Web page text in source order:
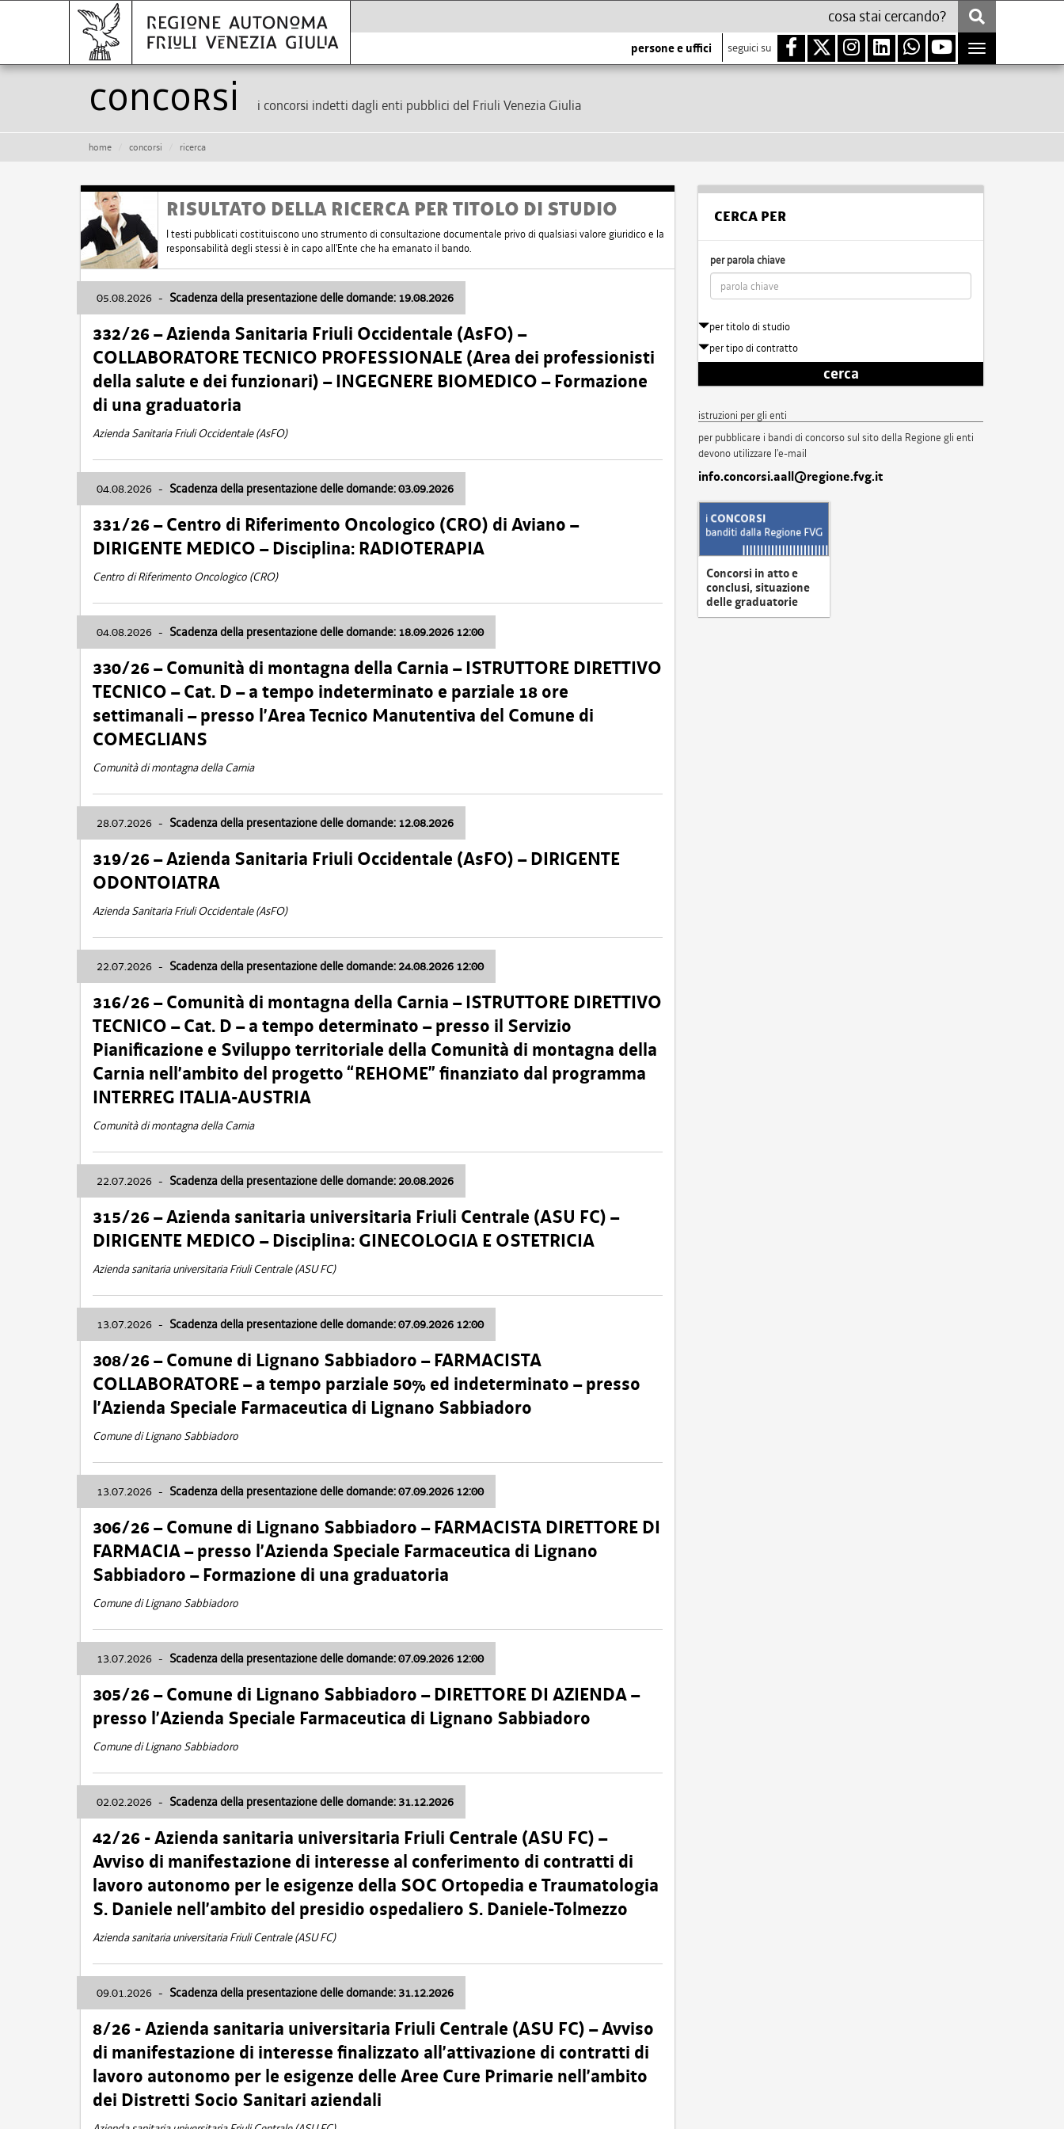
persone e uffici seguici su
Toggle
navigation
Concorsi i concorsi indetti dagli enti pubblici del Friuli Venezia Giulia
home concorsi ricerca
RISULTATO DELLA RICERCA PER TITOLO DI STUDIO
I testi pubblicati costituiscono uno strumento di consultazione documentale privo di qualsiasi valore giuridico e la
responsabilità degli stessi è in capo all'Ente che ha emanato il bando.
05.08.2026 - Scadenza della presentazione delle domande: 19.08.2026
332/26 – Azienda Sanitaria Friuli Occidentale (AsFO) –
COLLABORATORE TECNICO PROFESSIONALE (Area dei professionisti
della salute e dei funzionari) – INGEGNERE BIOMEDICO – Formazione
di una graduatoria
Azienda Sanitaria Friuli Occidentale (AsFO)
04.08.2026 - Scadenza della presentazione delle domande: 03.09.2026
331/26 – Centro di Riferimento Oncologico (CRO) di Aviano –
DIRIGENTE MEDICO – Disciplina: RADIOTERAPIA
Centro di Riferimento Oncologico (CRO)
04.08.2026 - Scadenza della presentazione delle domande: 18.09.2026 12:00
330/26 – Comunità di montagna della Carnia – ISTRUTTORE DIRETTIVO
TECNICO – Cat. D – a tempo indeterminato e parziale 18 ore
settimanali – presso l’Area Tecnico Manutentiva del Comune di
COMEGLIANS
Comunità di montagna della Carnia
28.07.2026 - Scadenza della presentazione delle domande: 12.08.2026
319/26 – Azienda Sanitaria Friuli Occidentale (AsFO) – DIRIGENTE
ODONTOIATRA
Azienda Sanitaria Friuli Occidentale (AsFO)
22.07.2026 - Scadenza della presentazione delle domande: 24.08.2026 12:00
316/26 – Comunità di montagna della Carnia – ISTRUTTORE DIRETTIVO
TECNICO – Cat. D – a tempo determinato – presso il Servizio
Pianificazione e Sviluppo territoriale della Comunità di montagna della
Carnia nell’ambito del progetto “REHOME” finanziato dal programma
INTERREG ITALIA-AUSTRIA
Comunità di montagna della Carnia
22.07.2026 - Scadenza della presentazione delle domande: 20.08.2026
315/26 – Azienda sanitaria universitaria Friuli Centrale (ASU FC) –
DIRIGENTE MEDICO – Disciplina: GINECOLOGIA E OSTETRICIA
Azienda sanitaria universitaria Friuli Centrale (ASU FC)
13.07.2026 - Scadenza della presentazione delle domande: 07.09.2026 12:00
308/26 – Comune di Lignano Sabbiadoro – FARMACISTA
COLLABORATORE – a tempo parziale 50% ed indeterminato – presso
l’Azienda Speciale Farmaceutica di Lignano Sabbiadoro
Comune di Lignano Sabbiadoro
13.07.2026 - Scadenza della presentazione delle domande: 07.09.2026 12:00
306/26 – Comune di Lignano Sabbiadoro – FARMACISTA DIRETTORE DI
FARMACIA – presso l’Azienda Speciale Farmaceutica di Lignano
Sabbiadoro – Formazione di una graduatoria
Comune di Lignano Sabbiadoro
13.07.2026 - Scadenza della presentazione delle domande: 07.09.2026 12:00
305/26 – Comune di Lignano Sabbiadoro – DIRETTORE DI AZIENDA –
presso l’Azienda Speciale Farmaceutica di Lignano Sabbiadoro
Comune di Lignano Sabbiadoro
02.02.2026 - Scadenza della presentazione delle domande: 31.12.2026
42/26 - Azienda sanitaria universitaria Friuli Centrale (ASU FC) –
Avviso di manifestazione di interesse al conferimento di contratti di
lavoro autonomo per le esigenze della SOC Ortopedia e Traumatologia
S. Daniele nell’ambito del presidio ospedaliero S. Daniele-Tolmezzo
Azienda sanitaria universitaria Friuli Centrale (ASU FC)
09.01.2026 - Scadenza della presentazione delle domande: 31.12.2026
8/26 - Azienda sanitaria universitaria Friuli Centrale (ASU FC) – Avviso
di manifestazione di interesse finalizzato all’attivazione di contratti di
lavoro autonomo per le esigenze delle Aree Cure Primarie nell’ambito
dei Distretti Socio Sanitari aziendali
CERCA PER
per parola chiave
per titolo di studio
per tipo di contratto
cerca
istruzioni per gli enti
per pubblicare i bandi di concorso sul sito della Regione gli enti
devono utilizzare l'e-mail
info.concorsi.aall@regione.fvg.it
Concorsi in atto e
conclusi, situazione
delle graduatorie